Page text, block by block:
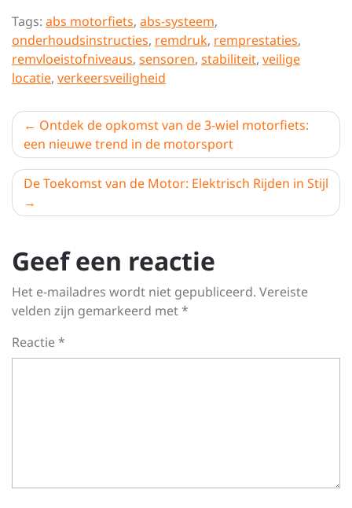
Tags: abs motorfiets, abs-systeem,
onderhoudsinstructies, remdruk, remprestaties,
remvloeistofniveaus, sensoren, stabiliteit, veilige
locatie, verkeersveiligheid
Berichtnavigatie
Ontdek de opkomst van de 3-wiel motorfiets:
een nieuwe trend in de motorsport
De Toekomst van de Motor: Elektrisch Rijden in Stijl
Geef een reactie
Het e-mailadres wordt niet gepubliceerd. Vereiste
velden zijn gemarkeerd met*
Reactie*